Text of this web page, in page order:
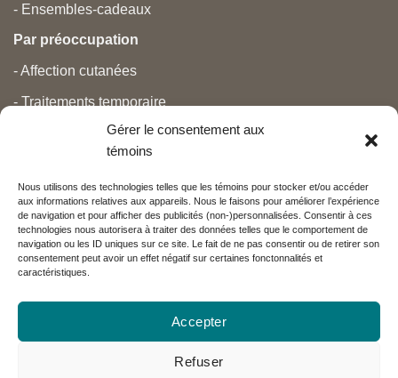
Gérer le consentement aux
témoins
Nous utilisons des technologies telles que les témoins pour stocker et/ou accéder
aux informations relatives aux appareils. Nous le faisons pour améliorer l’expérience
de navigation et pour afficher des publicités (non-)personnalisées. Consentir à ces
technologies nous autorisera à traiter des données telles que le comportement de
navigation ou les ID uniques sur ce site. Le fait de ne pas consentir ou de retirer son
consentement peut avoir un effet négatif sur certaines fonctonnalités et
caractéristiques.
Accepter
Refuser
- Ensembles-cadeaux
Par préoccupation
- Affection cutanées
- Traitements temporaire
- Grossesse et nouveau-né
- Anti-âge et beauté
Nos partenaires